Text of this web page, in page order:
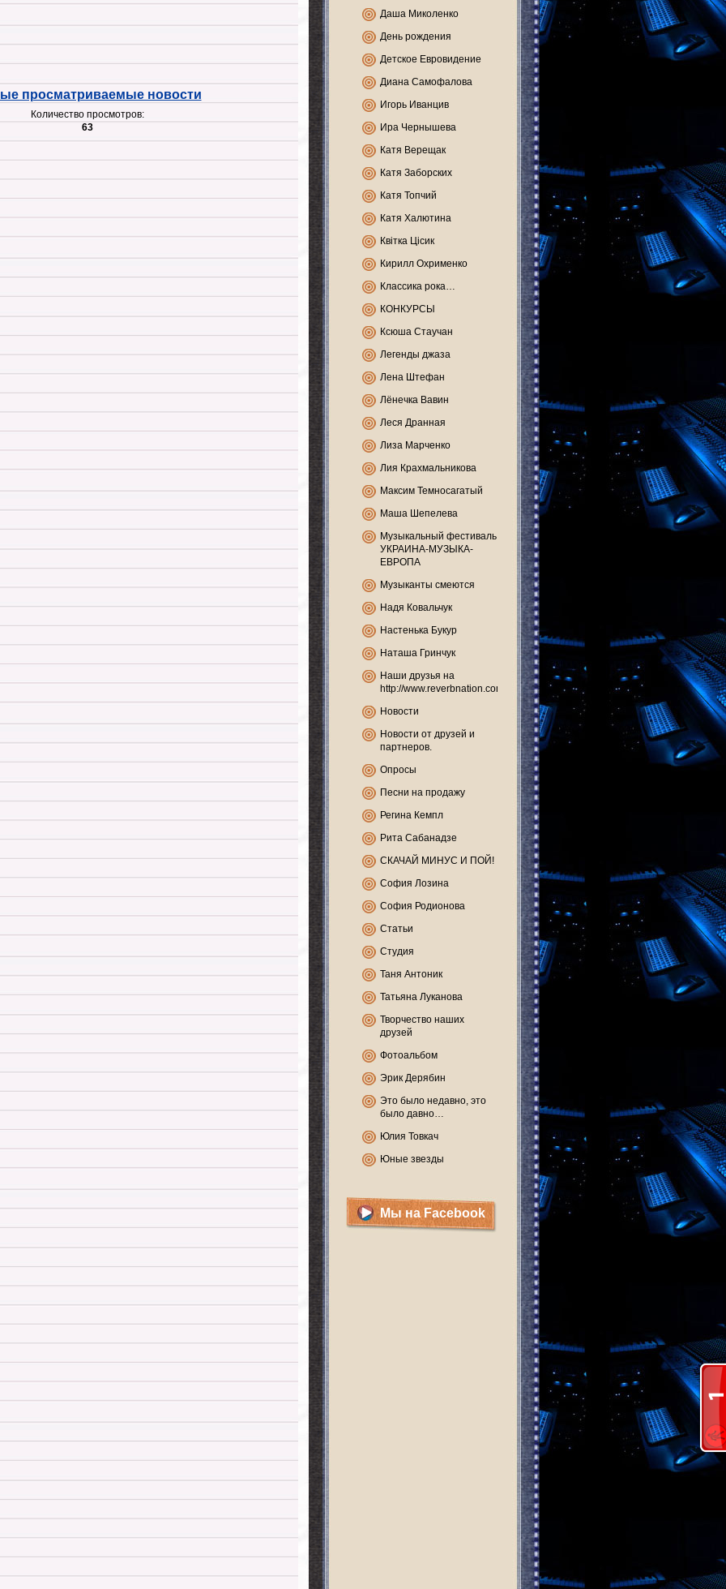
просматриваемые новости
Количество просмотров:
63
Даша Миколенко
День рождения
Детское Евровидение
Диана Самофалова
Игорь Иванцив
Ира Чернышева
Катя Верещак
Катя Заборских
Катя Топчий
Катя Халютина
Квітка Цісик
Кирилл Охрименко
Классика рока…
КОНКУРСЫ
Ксюша Стаучан
Легенды джаза
Лена Штефан
Лёнечка Вавин
Леся Дранная
Лиза Марченко
Лия Крахмальникова
Максим Темносагатый
Маша Шепелева
Музыкальный фестиваль
УКРАИНА-МУЗЫКА-
ЕВРОПА
Музыканты смеются
Надя Ковальчук
Настенька Букур
Наташа Гринчук
Наши друзья на
http://www.reverbnation.com
Новости
Новости от друзей и
партнеров.
Опросы
Песни на продажу
Регина Кемпл
Рита Сабанадзе
СКАЧАЙ МИНУС И ПОЙ!
София Лозина
София Родионова
Статьи
Студия
Таня Антоник
Татьяна Луканова
Творчество наших
друзей
Фотоальбом
Эрик Дерябин
Это было недавно, это
было давно…
Юлия Товкач
Юные звезды
Мы на Facebook